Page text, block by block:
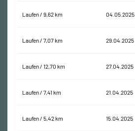
Laufen / 9,62 km 04.05.2025
Laufen / 7,07 km 29.04.2025
Laufen / 12,70 km 27.04.2025
Laufen / 7,41 km 21.04.2025
Laufen / 5,42 km 15.04.2025